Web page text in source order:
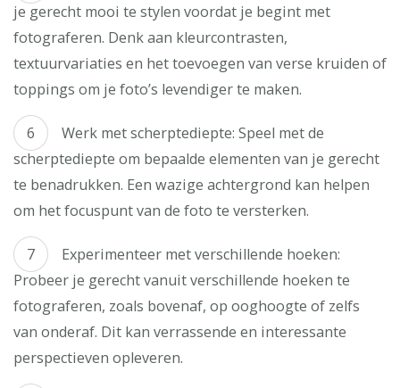
je gerecht mooi te stylen voordat je begint met
fotograferen. Denk aan kleurcontrasten,
textuurvariaties en het toevoegen van verse kruiden of
toppings om je foto’s levendiger te maken.
Werk met scherptediepte: Speel met de
scherptediepte om bepaalde elementen van je gerecht
te benadrukken. Een wazige achtergrond kan helpen
om het focuspunt van de foto te versterken.
Experimenteer met verschillende hoeken:
Probeer je gerecht vanuit verschillende hoeken te
fotograferen, zoals bovenaf, op ooghoogte of zelfs
van onderaf. Dit kan verrassende en interessante
perspectieven opleveren.